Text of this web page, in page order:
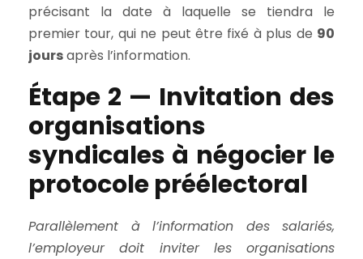
précisant la date à laquelle se tiendra le
premier tour, qui ne peut être fixé à plus de 90
joursaprès l’information.
Étape 2 — Invitation des
organisations
syndicales à négocier le
protocole préélectoral
Parallèlement à l’information des salariés,
l’employeur doit inviter les organisations